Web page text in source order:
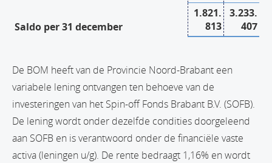
Saldo per 31 december
1.821.
813
3.233.
407
De BOM heeft van de Provincie Noord-Brabant een
variabele lening ontvangen ten behoeve van de
investeringen van het Spin-off Fonds Brabant B.V. (SOFB).
De lening wordt onder dezelfde condities doorgeleend
aan SOFB en is verantwoord onder de financiële vaste
activa (leningen u/g). De rente bedraagt 1,16% en wordt